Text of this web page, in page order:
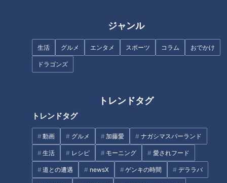
ジャンル
生活 グルメ エンタメ スポーツ コラム おでかけ
ドラゴンズ
トレンドタグ
トレンドタグ
動画 グルメ 加藤愛 ナガシマスパーランド
生活 レシピ モーニング 愛されフード
道との遭遇 newsX ゲンキの時間 デララバ
こしょう 少々
パセリ(乾燥) 少々
作り方
1 いんげんはヘタを落として、強力粉大さじ1を薄くまぶす。
2 フライパンに油を2cm深さほど入れて180℃に熱し、いん
げんを1分30秒～2分揚げて油をきる。ボウルに入れ、熱いう